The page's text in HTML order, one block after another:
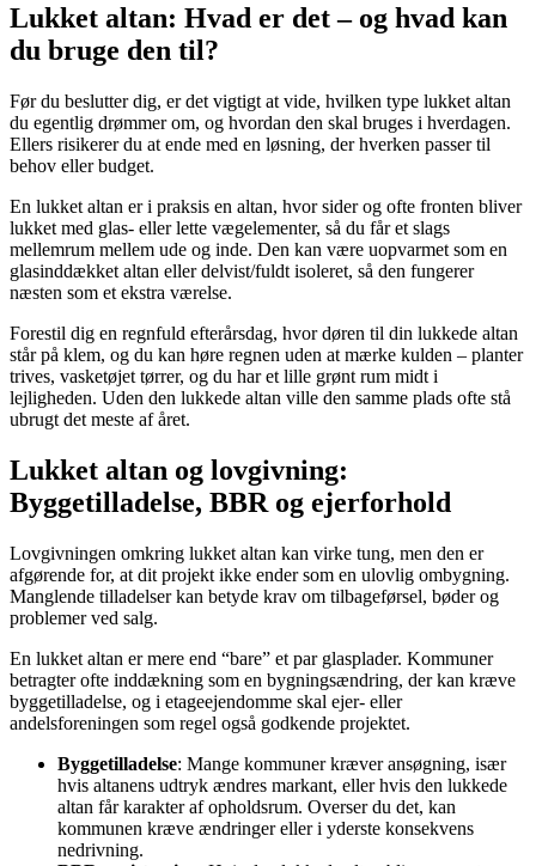
Lukket altan: Hvad er det – og hvad kan
du bruge den til?
Før du beslutter dig, er det vigtigt at vide, hvilken type lukket altan
du egentlig drømmer om, og hvordan den skal bruges i hverdagen.
Ellers risikerer du at ende med en løsning, der hverken passer til
behov eller budget.
En lukket altan er i praksis en altan, hvor sider og ofte fronten bliver
lukket med glas- eller lette vægelementer, så du får et slags
mellemrum mellem ude og inde. Den kan være uopvarmet som en
glasinddækket altan eller delvist/fuldt isoleret, så den fungerer
næsten som et ekstra værelse.
Forestil dig en regnfuld efterårsdag, hvor døren til din lukkede altan
står på klem, og du kan høre regnen uden at mærke kulden – planter
trives, vasketøjet tørrer, og du har et lille grønt rum midt i
lejligheden. Uden den lukkede altan ville den samme plads ofte stå
ubrugt det meste af året.
Lukket altan og lovgivning:
Byggetilladelse, BBR og ejerforhold
Lovgivningen omkring lukket altan kan virke tung, men den er
afgørende for, at dit projekt ikke ender som en ulovlig ombygning.
Manglende tilladelser kan betyde krav om tilbageførsel, bøder og
problemer ved salg.
En lukket altan er mere end “bare” et par glasplader. Kommuner
betragter ofte inddækning som en bygningsændring, der kan kræve
byggetilladelse, og i etageejendomme skal ejer- eller
andelsforeningen som regel også godkende projektet.
Byggetilladelse: Mange kommuner kræver ansøgning, især
hvis altanens udtryk ændres markant, eller hvis den lukkede
altan får karakter af opholdsrum. Overser du det, kan
kommunen kræve ændringer eller i yderste konsekvens
nedrivning.